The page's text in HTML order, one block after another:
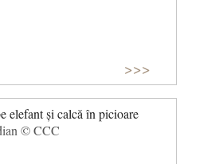
>>>
elefant și calcă în picioare
© CCC